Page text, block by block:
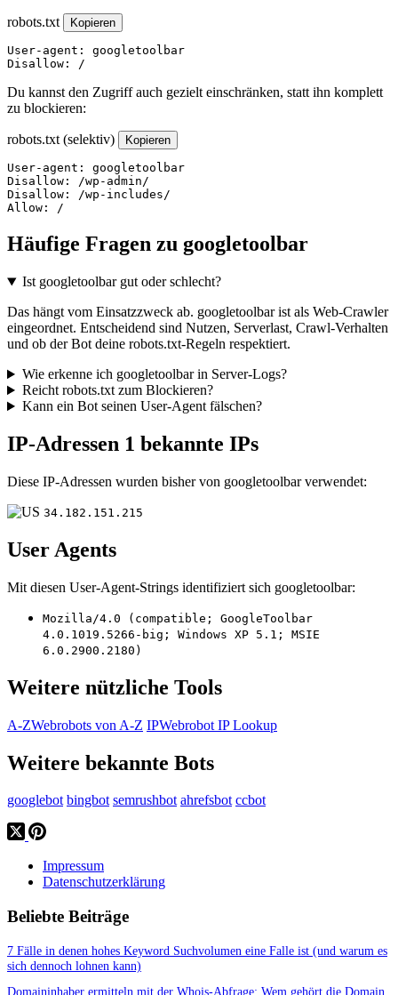
robots.txt Kopieren
User-agent: googletoolbar
Disallow: /
Du kannst den Zugriff auch gezielt einschränken, statt ihn komplett
zu blockieren:
robots.txt (selektiv) Kopieren
User-agent: googletoolbar
Disallow: /wp-admin/
Disallow: /wp-includes/
Allow: /
Häufige Fragen zu googletoolbar
Ist googletoolbar gut oder schlecht?
Das hängt vom Einsatzzweck ab. googletoolbar ist als Web-Crawler
eingeordnet. Entscheidend sind Nutzen, Serverlast, Crawl-Verhalten
und ob der Bot deine robots.txt-Regeln respektiert.
Wie erkenne ich googletoolbar in Server-Logs?
Reicht robots.txt zum Blockieren?
Kann ein Bot seinen User-Agent fälschen?
IP-Adressen 1 bekannte IPs
Diese IP-Adressen wurden bisher von googletoolbar verwendet:
34.182.151.215
User Agents
Mit diesen User-Agent-Strings identifiziert sich googletoolbar:
Mozilla/4.0 (compatible; GoogleToolbar
4.0.1019.5266-big; Windows XP 5.1; MSIE
6.0.2900.2180)
Weitere nützliche Tools
A-ZWebrobots von A-Z IPWebrobot IP Lookup
Weitere bekannte Bots
googlebot bingbot semrushbot ahrefsbot ccbot
Impressum
Datenschutzerklärung
Beliebte Beiträge
7 Fälle in denen hohes Keyword Suchvolumen eine Falle ist (und warum es
sich dennoch lohnen kann)
Domaininhaber ermitteln mit der Whois-Abfrage: Wem gehört die Domain